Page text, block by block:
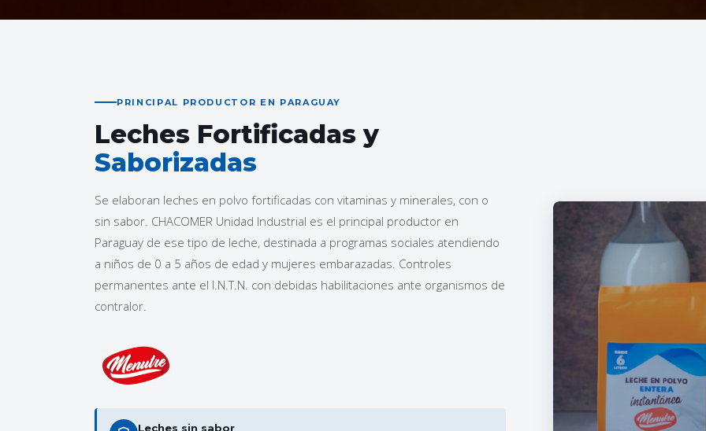
PRINCIPAL PRODUCTOR EN PARAGUAY
Leches Fortificadas y
Saborizadas
Se elaboran leches en polvo fortificadas con vitaminas y minerales, con o
sin sabor. CHACOMER Unidad Industrial es el principal productor en
Paraguay de ese tipo de leche, destinada a programas sociales atendiendo
a niños de 0 a 5 años de edad y mujeres embarazadas. Controles
permanentes ante el I.N.T.N. con debidas habilitaciones ante organismos de
contralor.
Leches sin sabor